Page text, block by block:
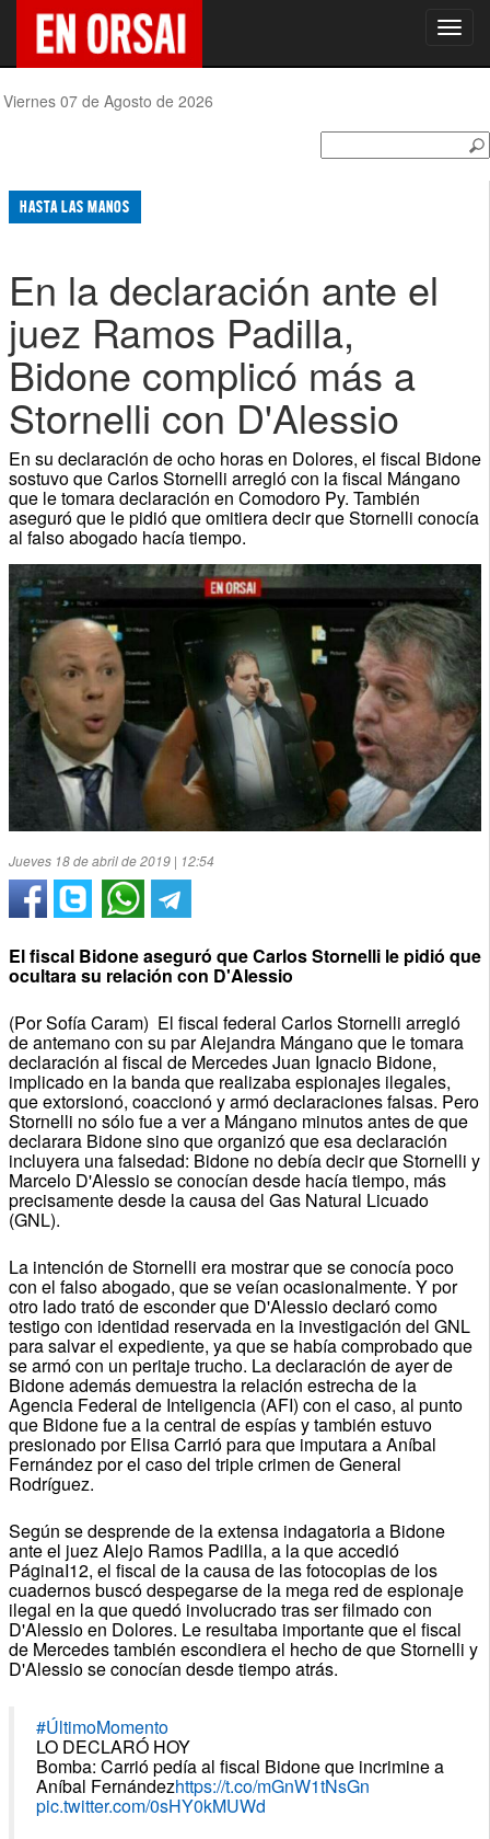
Viernes 07 de Agosto de 2026
HASTA LAS MANOS
En la declaración ante el
juez Ramos Padilla,
Bidone complicó más a
Stornelli con D'Alessio
En su declaración de ocho horas en Dolores, el fiscal Bidone
sostuvo que Carlos Stornelli arregló con la fiscal Mángano
que le tomara declaración en Comodoro Py. También
aseguró que le pidió que omitiera decir que Stornelli conocía
al falso abogado hacía tiempo.
Jueves 18 de abril de 2019 | 12:54
El fiscal Bidone aseguró que Carlos Stornelli le pidió que
ocultara su relación con D'Alessio
(Por Sofía Caram) El fiscal federal Carlos Stornelli arregló
de antemano con su par Alejandra Mángano que le tomara
declaración al fiscal de Mercedes Juan Ignacio Bidone,
implicado en la banda que realizaba espionajes ilegales,
que extorsionó, coaccionó y armó declaraciones falsas. Pero
Stornelli no sólo fue a ver a Mángano minutos antes de que
declarara Bidone sino que organizó que esa declaración
incluyera una falsedad: Bidone no debía decir que Stornelli y
Marcelo D'Alessio se conocían desde hacía tiempo, más
precisamente desde la causa del Gas Natural Licuado
(GNL).
La intención de Stornelli era mostrar que se conocía poco
con el falso abogado, que se veían ocasionalmente. Y por
otro lado trató de esconder que D'Alessio declaró como
testigo con identidad reservada en la investigación del GNL
para salvar el expediente, ya que se había comprobado que
se armó con un peritaje trucho. La declaración de ayer de
Bidone además demuestra la relación estrecha de la
Agencia Federal de Inteligencia (AFI) con el caso, al punto
que Bidone fue a la central de espías y también estuvo
presionado por Elisa Carrió para que imputara a Aníbal
Fernández por el caso del triple crimen de General
Rodríguez.
Según se desprende de la extensa indagatoria a Bidone
ante el juez Alejo Ramos Padilla, a la que accedió
PáginaI12, el fiscal de la causa de las fotocopias de los
cuadernos buscó despegarse de la mega red de espionaje
ilegal en la que quedó involucrado tras ser filmado con
D'Alessio en Dolores. Le resultaba importante que el fiscal
de Mercedes también escondiera el hecho de que Stornelli y
D'Alessio se conocían desde tiempo atrás.
#ÚltimoMomento
LO DECLARÓ HOY
Bomba: Carrió pedía al fiscal Bidone que incrimine a
Aníbal Fernándezhttps://t.co/mGnW1tNsGn
pic.twitter.com/0sHY0kMUWd